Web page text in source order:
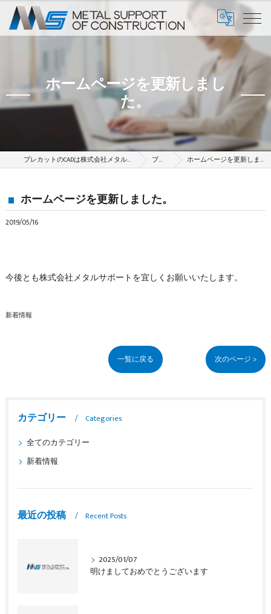
ホームページを更新しまし
た。
プレカットのCADは株式会社メタルサポート ブログ ホームページを更新しました。
ホームページを更新しました。
2019/05/16
今後とも株式会社メタルサポートを宜しくお願いいたします。
新着情報
一覧に戻る 次のページ >
カテゴリー
Categories
全てのカテゴリー
新着情報
最近の投稿 Recent Posts
2025/01/07
明けましておめでとうございます